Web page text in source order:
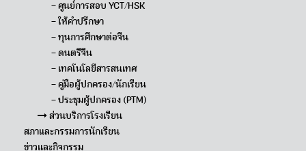
– ศูนย์การสอบ YCT/HSK
– ให้คำปรึกษา
– ทุนการศึกษาต่อจีน
– ดนตรีจีน
– เทคโนโลยีสารสนเทศ
– คู่มือผู้ปกครอง/นักเรียน
– ประชุมผู้ปกครอง (PTM)
ส่วนบริการโรงเรียน
สภาและกรรมการนักเรียน
ข่าวและกิจกรรม